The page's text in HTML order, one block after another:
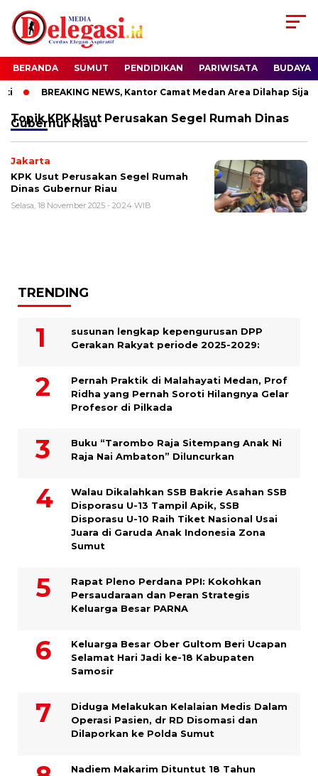
BERANDA SUMUT PENDIDIKAN PARIWISATA BUDAYA
BREAKING NEWS, Kantor Camat Medan Area Dilahap Sijago
TopikKPK Usut Perusakan Segel Rumah Dinas
Gubernur Riau
Jakarta
KPK Usut Perusakan Segel Rumah
Dinas Gubernur Riau
Selasa, 18 November 2025 - 20:24 WIB
TRENDING
susunan lengkap kepengurusan DPP
Gerakan Rakyat periode 2025-2029:
Pernah Praktik di Malahayati Medan, Prof
Ridha yang Pernah Soroti Hilangnya Gelar
Profesor di Pilkada
Buku “Tarombo Raja Sitempang Anak Ni
Raja Nai Ambaton” Diluncurkan
Walau Dikalahkan SSB Bakrie Asahan SSB
Disporasu U-13 Tampil Apik, SSB
Disporasu U-10 Raih Tiket Nasional Usai
Juara di Garuda Anak Indonesia Zona
Sumut
Rapat Pleno Perdana PPI: Kokohkan
Persaudaraan dan Peran Strategis
Keluarga Besar PARNA
Keluarga Besar Ober Gultom Beri Ucapan
Selamat Hari Jadi ke-18 Kabupaten
Samosir
Diduga Melakukan Kelalaian Medis Dalam
Operasi Pasien, dr RD Disomasi dan
Dilaporkan ke Polda Sumut
​Nadiem Makarim Dituntut 18 Tahun